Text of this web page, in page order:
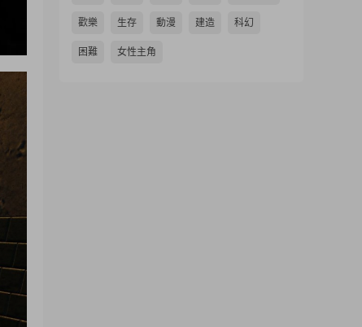
歡樂 生存 動漫 建造 科幻
困難 女性主角